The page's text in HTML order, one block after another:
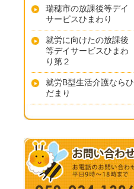
瑞穂市の放課後等デイ
サービスひまわり
就労に向けたの放課後
等デイサービスひまわ
り第２
就労B型生活介護ならひ
だまり